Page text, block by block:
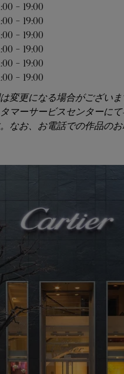
- 19:00
- 19:00
- 19:00
- 19:00
- 19:00
- 19:00
変更になる場合がござい
マーサービスセンターに
なお、お電話での作品の